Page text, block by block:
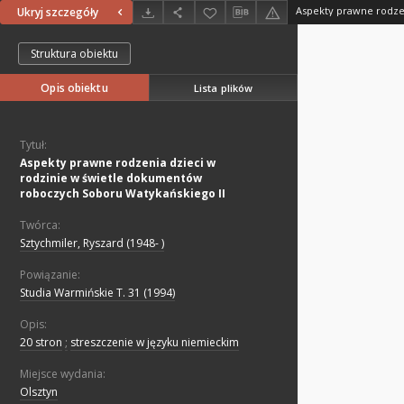
Ukryj szczegóły
Struktura obiektu
Opis obiektu Lista plików
Tytuł:
Aspekty prawne rodzenia dzieci w
rodzinie w świetle dokumentów
roboczych Soboru Watykańskiego II
Twórca:
Sztychmiler, Ryszard (1948- )
Powiązanie:
Studia Warmińskie T. 31 (1994)
Opis:
20 stron ; streszczenie w języku niemieckim
Miejsce wydania:
Olsztyn